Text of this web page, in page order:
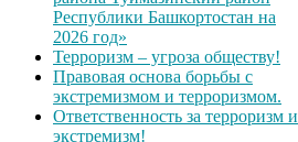
Республики Башкортостан на
2026 год»
Терроризм – угроза обществу!
Правовая основа борьбы с
экстремизмом и терроризмом.
Ответственность за терроризм и
экстремизм!